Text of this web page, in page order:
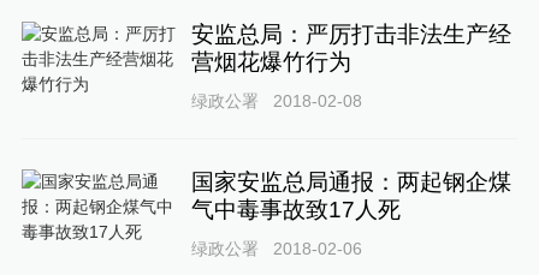
安监总局：严厉打击非法生产经
营烟花爆竹行为
绿政公署 2018-02-08
国家安监总局通报：两起钢企煤
气中毒事故致17人死
绿政公署 2018-02-06